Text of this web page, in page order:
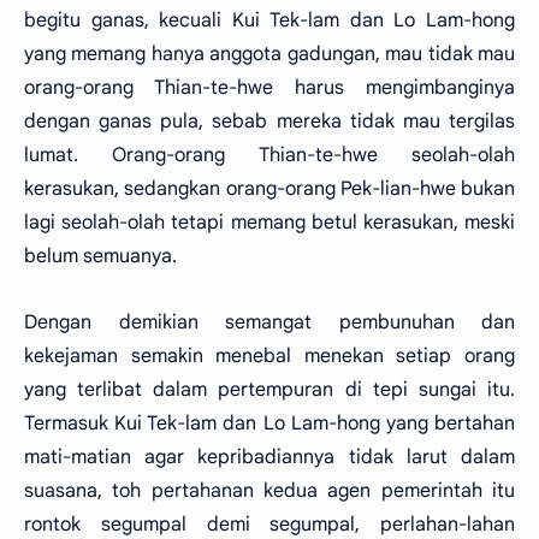
begitu ganas, kecuali Kui Tek-lam dan Lo Lam-hong
yang memang hanya anggota gadungan, mau tidak mau
orang-orang Thian-te-hwe harus mengimbanginya
dengan ganas pula, sebab mereka tidak mau tergilas
lumat. Orang-orang Thian-te-hwe seolah-olah
kerasukan, sedangkan orang-orang Pek-lian-hwe bukan
lagi seolah-olah tetapi memang betul kerasukan, meski
belum semuanya.
Dengan demikian semangat pembunuhan dan
kekejaman semakin menebal menekan setiap orang
yang terlibat dalam pertempuran di tepi sungai itu.
Termasuk Kui Tek-lam dan Lo Lam-hong yang bertahan
mati-matian agar kepribadiannya tidak larut dalam
suasana, toh pertahanan kedua agen pemerintah itu
rontok segumpal demi segumpal, perlahan-lahan